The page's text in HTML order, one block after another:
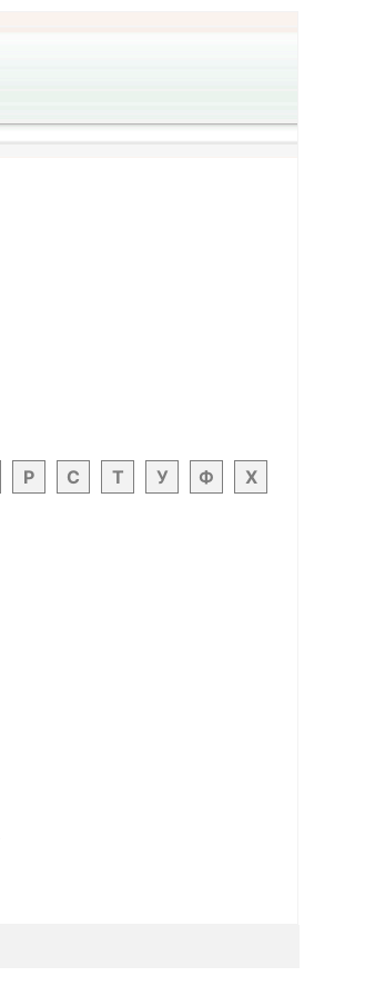
Р С Т У Ф Х